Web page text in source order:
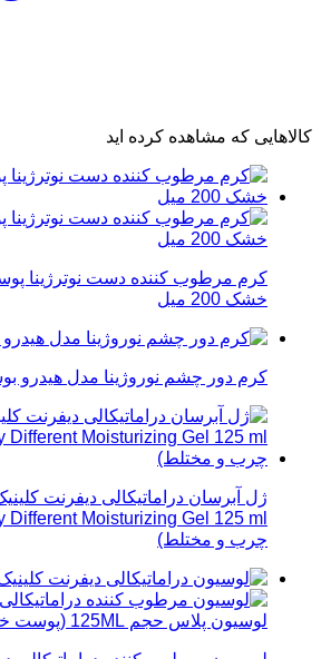
کالاهایی که مشاهده کرده اید
کرم مرطوب کننده دست نوترژینا
خشک 200 میل
کرم دور چشم نوروژینا مدل هیدرو
چرب و مختلط)